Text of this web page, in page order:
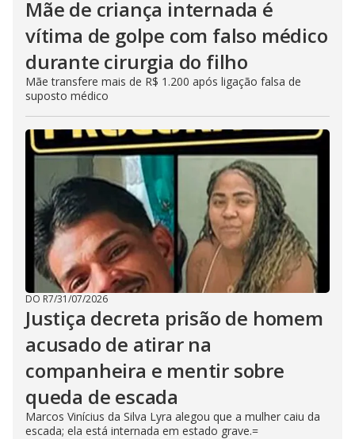
Mãe de criança internada é
vítima de golpe com falso médico
durante cirurgia do filho
Mãe transfere mais de R$ 1.200 após ligação falsa de
suposto médico
DO R7/31/07/2026
Justiça decreta prisão de homem
acusado de atirar na
companheira e mentir sobre
queda de escada
Marcos Vinícius da Silva Lyra alegou que a mulher caiu da
escada; ela está internada em estado grave.=